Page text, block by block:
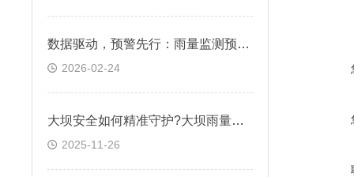
数据驱动，预警先行：雨量监测预警系统在防灾减灾中的关键作用
2026-02-24
大坝安全如何精准守护?大坝雨量监测站筑牢安全屏障
2025-11-26